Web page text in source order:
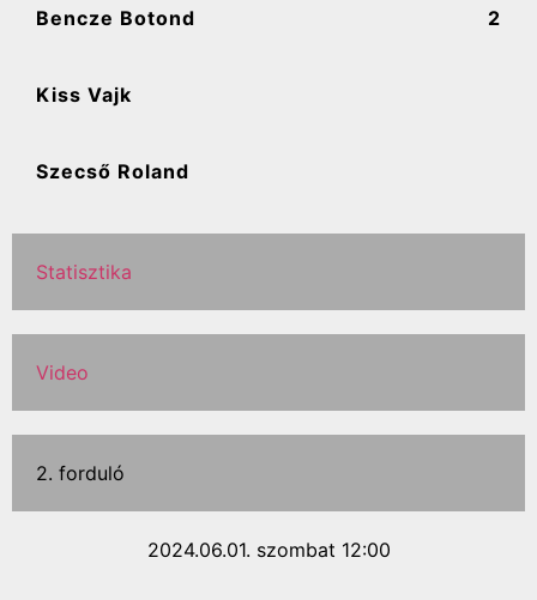
Bencze Botond 2
Kiss Vajk
Szecső Roland
Statisztika
Video
2. forduló
2024.06.01. szombat 12:00